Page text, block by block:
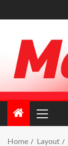
Home Layout